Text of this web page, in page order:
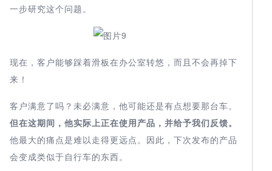
一步研究这个问题。
现在，客户能够踩着滑板在办公室转悠，而且不会再掉下
来！
客户满意了吗？未必满意，他可能还是有点想要那台车。
但在这期间，他实际上正在使用产品，并给予我们反馈。
他最大的痛点是难以走得更远点。因此，下次发布的产品
会变成类似于自行车的东西。